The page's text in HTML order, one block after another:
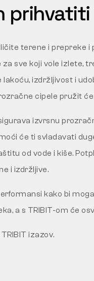
prihvatiti
terene i prepreke
sve koji vole izlete,
izdržljivost i
cipele pružit
izvrsnu
će ti svladavati
od vode i kiše.
i izdržljive.
kako bi
a s TRIBIT-om će
izazov.